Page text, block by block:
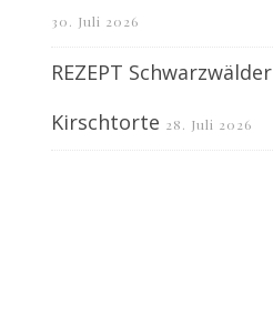
30. Juli 2026
REZEPT Schwarzwälder
Kirschtorte 28. Juli 2026